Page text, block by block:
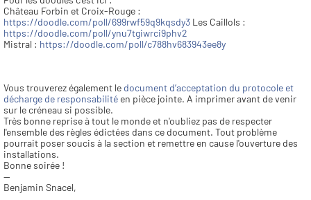
https://doodle.com/poll/699rwf59q9kqsdy3
https://doodle.com/poll/ynu7tgiwrci9phv2
Mistral : https://doodle.com/poll/c788hv683943ee8y
Vous trouverez également le document d’acceptation du protocole et
décharge de responsabilité en pièce jointe. A imprimer avant de venir
sur le créneau si possible.
Très bonne reprise à tout le monde et n'oubliez pas de respecter
l'ensemble des règles édictées dans ce document. Tout problème
pourrait poser soucis à la section et remettre en cause l'ouverture des
installations.
Bonne soirée !
--
Benjamin Snacel,